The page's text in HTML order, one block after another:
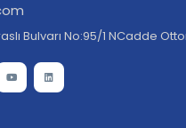
Bulvarı No:95/1 NCadde